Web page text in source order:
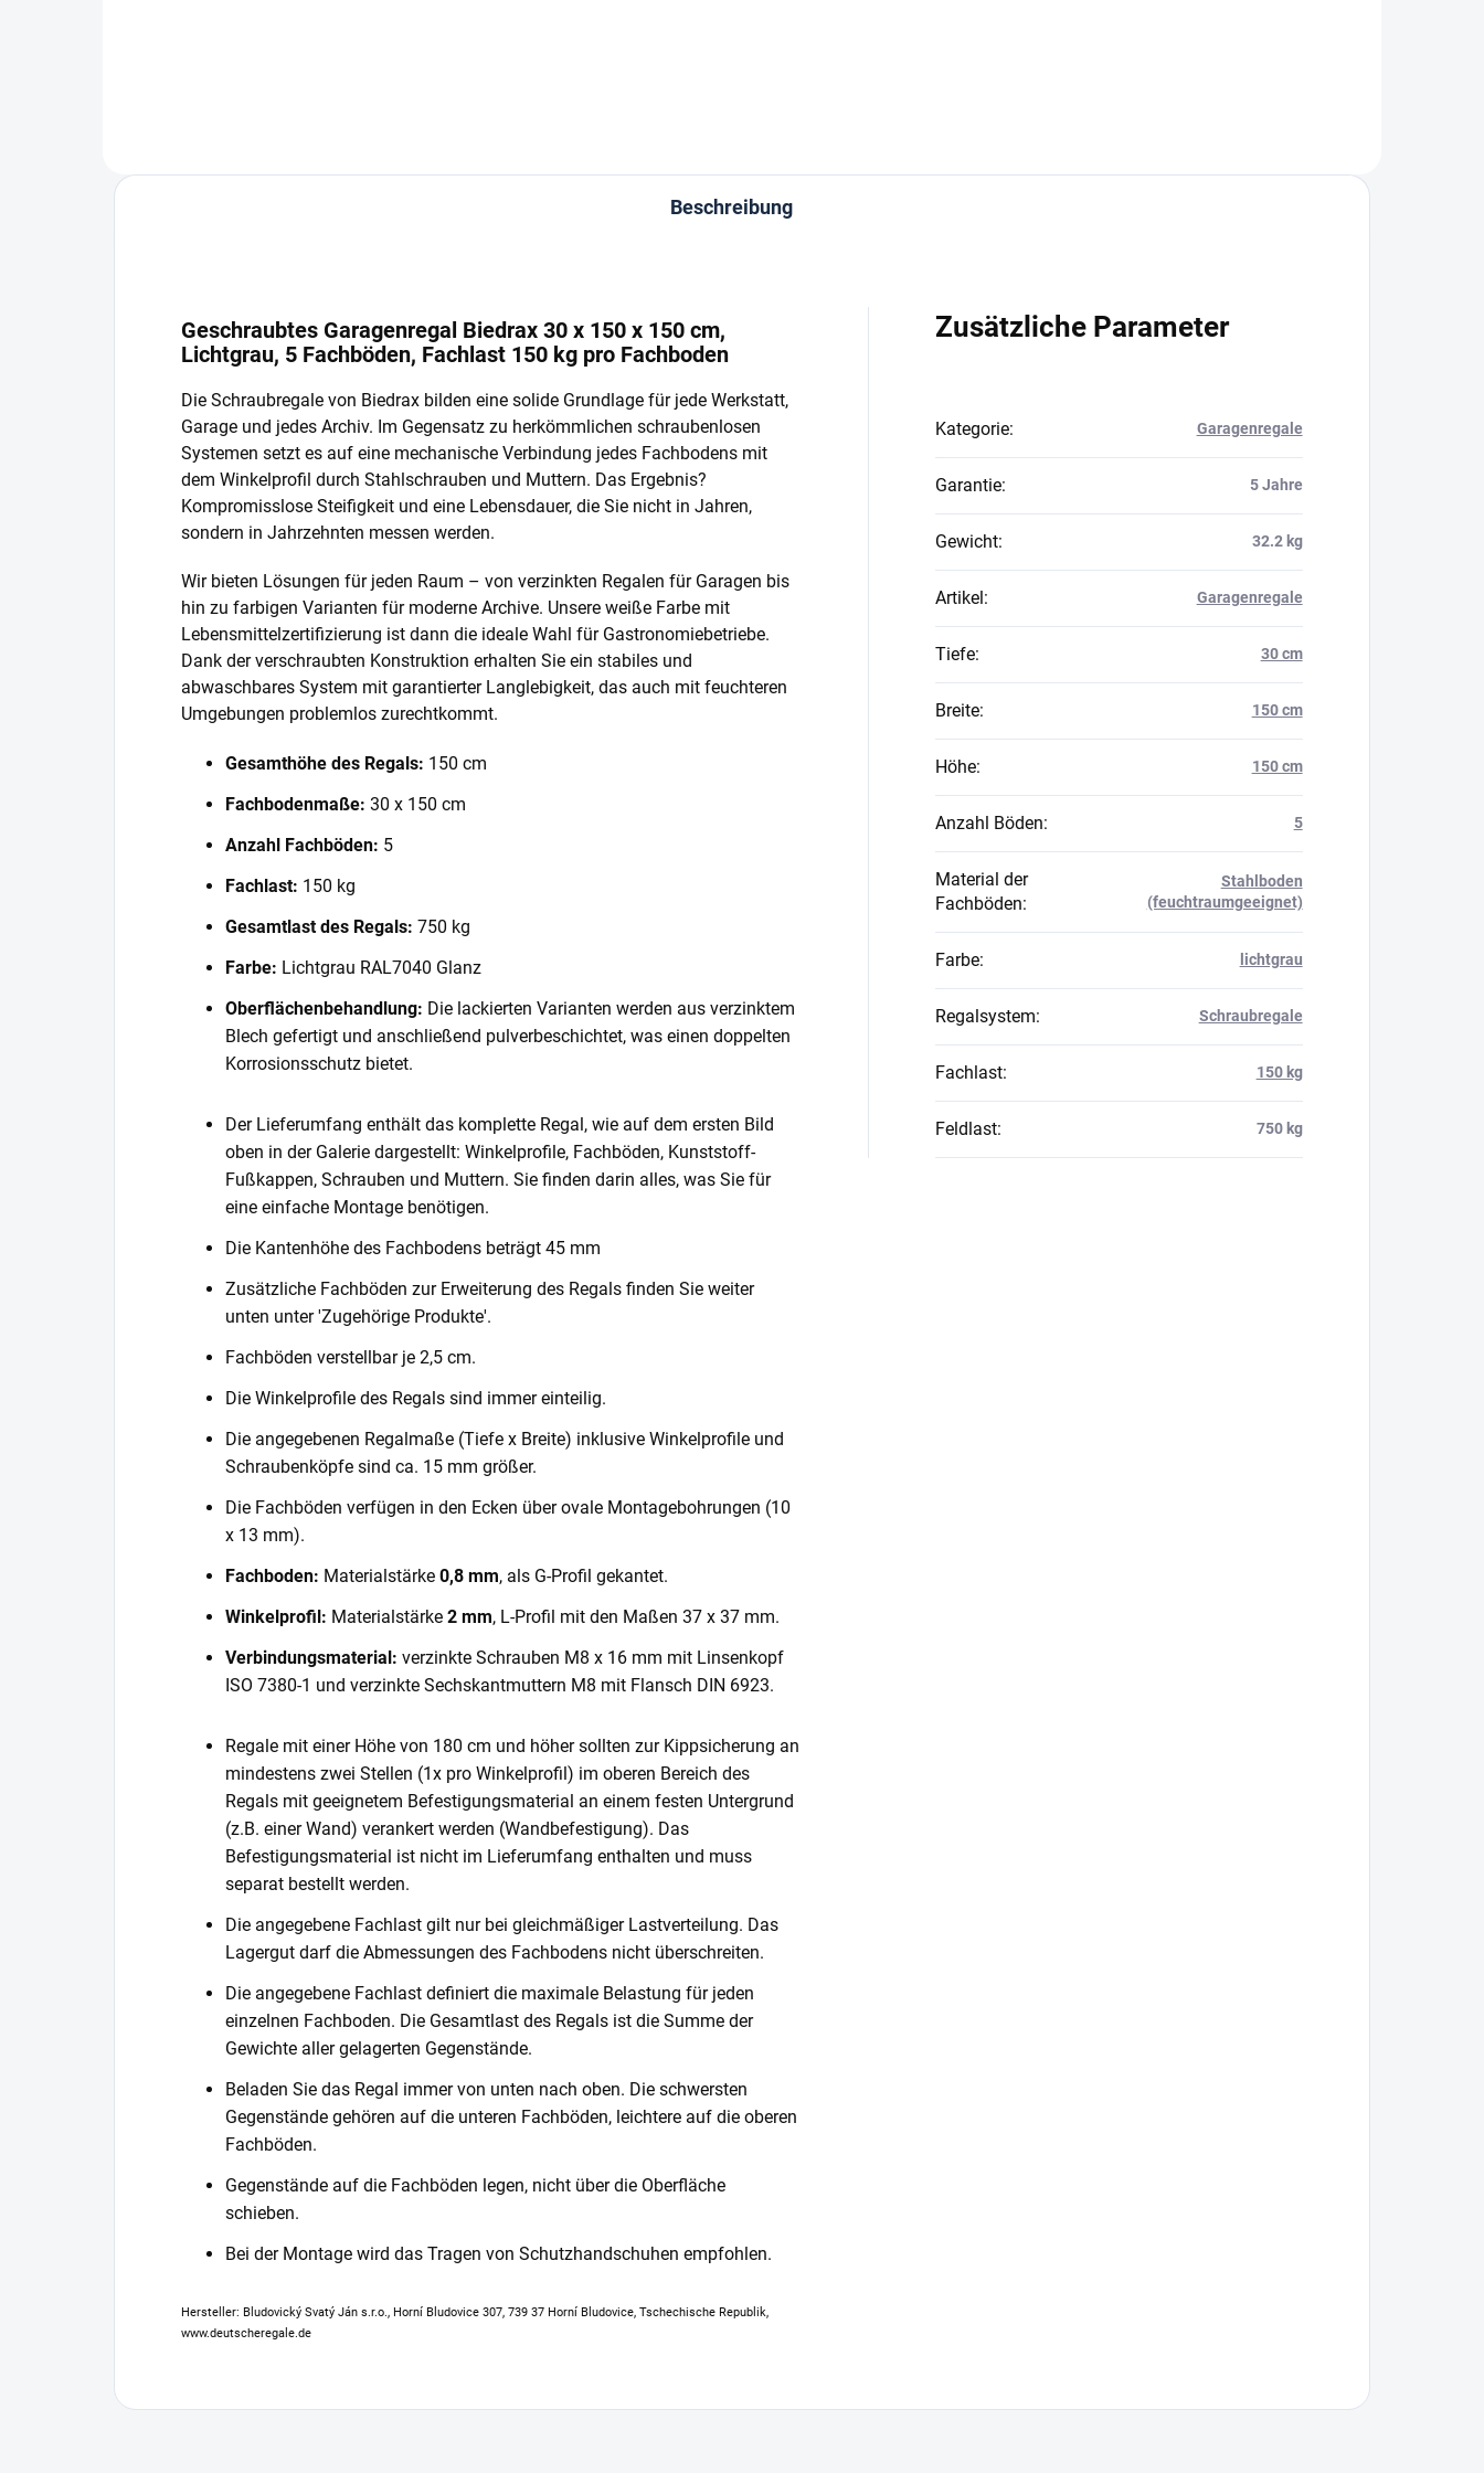
Beschreibung
Geschraubtes Garagenregal Biedrax 30 x 150 x 150 cm,
Lichtgrau, 5 Fachböden, Fachlast 150 kg pro Fachboden
Die Schraubregale von Biedrax bilden eine solide Grundlage für jede Werkstatt,
Garage und jedes Archiv. Im Gegensatz zu herkömmlichen schraubenlosen
Systemen setzt es auf eine mechanische Verbindung jedes Fachbodens mit
dem Winkelprofil durch Stahlschrauben und Muttern. Das Ergebnis?
Kompromisslose Steifigkeit und eine Lebensdauer, die Sie nicht in Jahren,
sondern in Jahrzehnten messen werden.
Wir bieten Lösungen für jeden Raum – von verzinkten Regalen für Garagen bis
hin zu farbigen Varianten für moderne Archive. Unsere weiße Farbe mit
Lebensmittelzertifizierung ist dann die ideale Wahl für Gastronomiebetriebe.
Dank der verschraubten Konstruktion erhalten Sie ein stabiles und
abwaschbares System mit garantierter Langlebigkeit, das auch mit feuchteren
Umgebungen problemlos zurechtkommt.
Gesamthöhe des Regals: 150 cm
Fachbodenmaße: 30 x 150 cm
Anzahl Fachböden: 5
Fachlast: 150 kg
Gesamtlast des Regals: 750 kg
Farbe: Lichtgrau RAL7040 Glanz
Oberflächenbehandlung: Die lackierten Varianten werden aus verzinktem
Blech gefertigt und anschließend pulverbeschichtet, was einen doppelten
Korrosionsschutz bietet.
Der Lieferumfang enthält das komplette Regal, wie auf dem ersten Bild
oben in der Galerie dargestellt: Winkelprofile, Fachböden, Kunststoff-
Fußkappen, Schrauben und Muttern. Sie finden darin alles, was Sie für
eine einfache Montage benötigen.
Die Kantenhöhe des Fachbodens beträgt 45 mm
Zusätzliche Fachböden zur Erweiterung des Regals finden Sie weiter
unten unter 'Zugehörige Produkte'.
Fachböden verstellbar je 2,5 cm.
Die Winkelprofile des Regals sind immer einteilig.
Die angegebenen Regalmaße (Tiefe x Breite) inklusive Winkelprofile und
Schraubenköpfe sind ca. 15 mm größer.
Die Fachböden verfügen in den Ecken über ovale Montagebohrungen (10
x 13 mm).
Fachboden: Materialstärke 0,8 mm, als G-Profil gekantet.
Winkelprofil: Materialstärke 2 mm, L-Profil mit den Maßen 37 x 37 mm.
Verbindungsmaterial: verzinkte Schrauben M8 x 16 mm mit Linsenkopf
ISO 7380-1 und verzinkte Sechskantmuttern M8 mit Flansch DIN 6923.
Regale mit einer Höhe von 180 cm und höher sollten zur Kippsicherung an
mindestens zwei Stellen (1x pro Winkelprofil) im oberen Bereich des
Regals mit geeignetem Befestigungsmaterial an einem festen Untergrund
(z.B. einer Wand) verankert werden (Wandbefestigung). Das
Befestigungsmaterial ist nicht im Lieferumfang enthalten und muss
separat bestellt werden.
Die angegebene Fachlast gilt nur bei gleichmäßiger Lastverteilung. Das
Lagergut darf die Abmessungen des Fachbodens nicht überschreiten.
Die angegebene Fachlast definiert die maximale Belastung für jeden
einzelnen Fachboden. Die Gesamtlast des Regals ist die Summe der
Gewichte aller gelagerten Gegenstände.
Beladen Sie das Regal immer von unten nach oben. Die schwersten
Gegenstände gehören auf die unteren Fachböden, leichtere auf die oberen
Fachböden.
Gegenstände auf die Fachböden legen, nicht über die Oberfläche
schieben.
Bei der Montage wird das Tragen von Schutzhandschuhen empfohlen.
Hersteller: Bludovický Svatý Ján s.r.o., Horní Bludovice 307, 739 37 Horní Bludovice, Tschechische Republik,
www.deutscheregale.de
Zusätzliche Parameter
Kategorie: Garagenregale
Garantie: 5 Jahre
Gewicht: 32.2 kg
Artikel: Garagenregale
Tiefe: 30 cm
Breite: 150 cm
Höhe: 150 cm
Anzahl Böden: 5
Material der
Fachböden:
Stahlboden
(feuchtraumgeeignet)
Farbe: lichtgrau
Regalsystem: Schraubregale
Fachlast: 150 kg
Feldlast: 750 kg